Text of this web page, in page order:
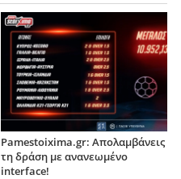
Pamestoixima.gr: Απολαμβάνεις
τη δράση με ανανεωμένο
interface!